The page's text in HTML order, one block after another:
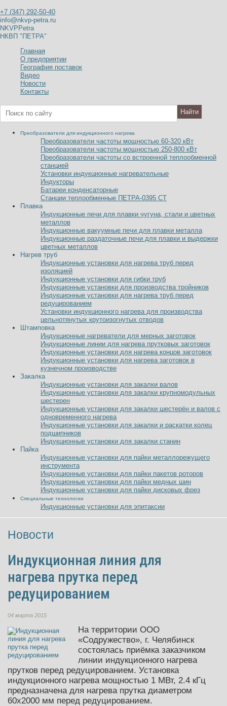
+7 (347) 292-50-40
info@nkvp-petra.ru
NKVPPetra
НКВП ″ПЕТРА″
Главная
О предприятии
География поставок
Видео
Новости
Контакты
Преобразователи для индукционного нагрева
Преобразователи частоты мощностью 60-320 кВт
Преобразователи частоты мощностью 250-800 кВт
Преобразователи частоты со встроенной теплообменной
станцией
Установки индукционные нагревательные
Индукторы
Батареи конденсаторные
Станции теплообменные ПЕТРА-0395 СТ
Плавка
Индукционные печи для плавки чугуна, стали и цветных
металлов
Индукционные вакуумные печи для плавки металла
Индукционные раздаточные печи для плавки и выдержки
цветных металлов
Нагрев труб
Индукционные установки для нагрева труб перед
изоляцией
Индукционные установки для гибки труб
Индукционные установки для производства тройников
Индукционные установки для нагрева труб перед
редуцированием
Установки индукционного нагрева для производства
цельнотянутых крутоизогнутых отводов
Штамповка
Индукционные нагреватели для мерных заготовок
Индукционные линии для нагрева прутковых заготовок
Индукционные установки для нагрева концов заготовок
Индукционные установки для нагрева заготовок в
кузнечном производстве
Закалка
Индукционные установки для закалки валов
Индукционные установки для закалки крупномодульных
шестерен
Индукционные установки для закалки шестерён и валов с
одновременного нагрева
Индукционные установки для закалки и раскатки колец
подшипников
Индукционные установки для закалки станин
Пайка
Индукционные установки для пайки металлорежущего
инструмента
Индукционные установки для пайки пакетов роторов
Индукционные установки для пайки медных шин
Индукционные установки для пайки дисковых фрез
Специальные технологии
Индукционные установки для эпитаксии
Новости
Индукционная линия для
нагрева прутка перед
редуцированием
04 марта 2015
На территории ООО
«Содружество», г. Челябинск
состоялась приёмка заказчиком
линии индукционного нагрева
прутков перед редуцированием. Установка
индукционного нагрева мощностью 1 МВт, 2.4 кГц
предназначена для нагрева прутка диаметром
60х2000 мм перед редуцированием.